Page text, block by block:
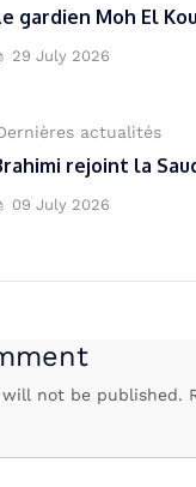
gardien Moh El
29 July 2026
actualités
rejoint la
09 July 2026
will not be published.